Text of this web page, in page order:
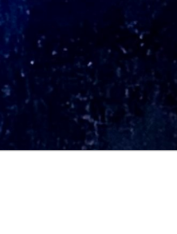
Przejdź
do
treści